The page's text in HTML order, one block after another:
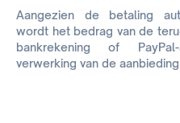
Aangezien de betaling
wordt het bedrag van de
bankrekening of
verwerking van de aanbieding.